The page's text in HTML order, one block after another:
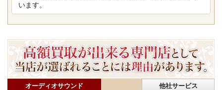
います。
オーディオサウンド 他社サービス